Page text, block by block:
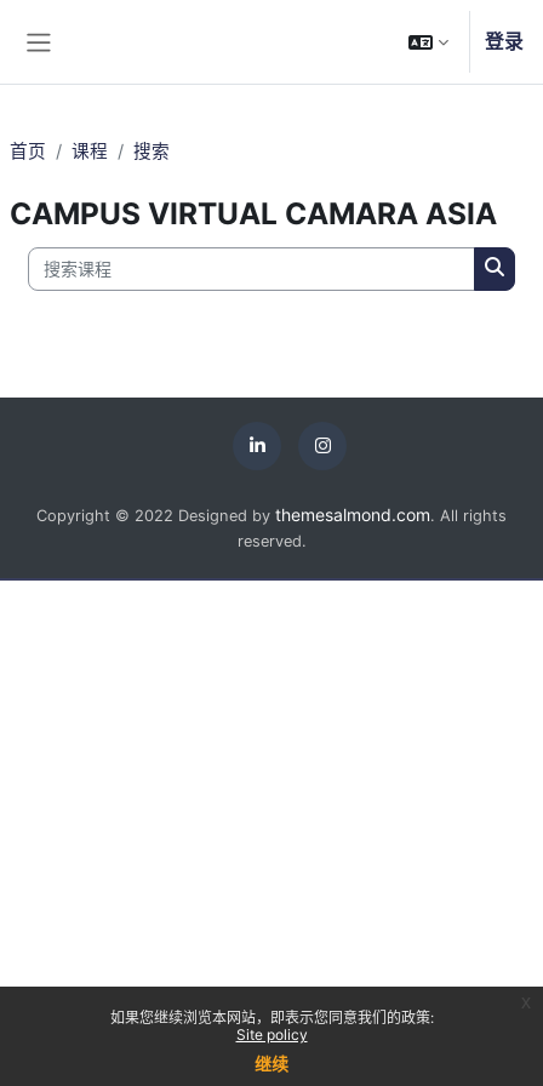
登录
首页 课程 搜索
CAMPUS VIRTUAL CAMARA ASIA
搜索课程
搜索
Copyright © 2022 Designed by themesalmond.com. All rights
reserved.
如果您继续浏览本网站，即表示您同意我们的政策:
Site policy
继续